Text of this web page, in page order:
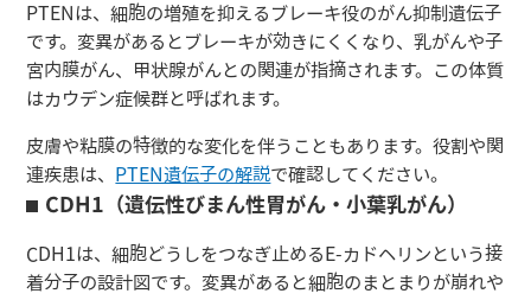
PTENは、細胞の増殖を抑えるブレーキ役のがん抑制遺伝子
です。変異があるとブレーキが効きにくくなり、乳がんや子
宮内膜がん、甲状腺がんとの関連が指摘されます。この体質
はカウデン症候群と呼ばれます。
皮膚や粘膜の特徴的な変化を伴うこともあります。役割や関
連疾患は、
PTEN遺伝子の解説で確認してください。
CDH1（遺伝性びまん性胃がん・小葉乳がん）
CDH1は、細胞どうしをつなぎ止めるE-カドヘリンという接
着分子の設計図です。変異があると細胞のまとまりが崩れや